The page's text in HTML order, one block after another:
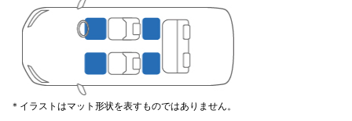
＊イラストはマット形状を表すものではありません。